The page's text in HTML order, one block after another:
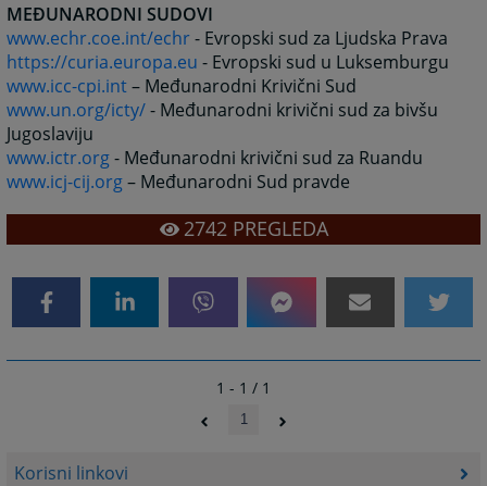
Korisni linkovi
MEĐUNARODNI SUDOVI
www.echr.coe.int/echr- Evropski sud za Ljudska Prava
https://curia.europa.eu - Evropski sud u Luksemburgu
www.icc-cpi.int– Međunarodni Krivični Sud
www.un.org/icty/- Međunarodni krivični sud za bivšu
Jugoslaviju
www.ictr.org- Međunarodni krivični sud za Ruandu
www.icj-cij.org– Međunarodni Sud pravde
2742PREGLEDA
1 - 1 / 1
1